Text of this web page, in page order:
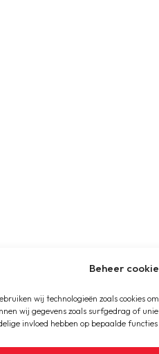
Beheer
wij technologieën zoals cookies
wij gegevens zoals surfgedrag of
invloed hebben op bepaalde